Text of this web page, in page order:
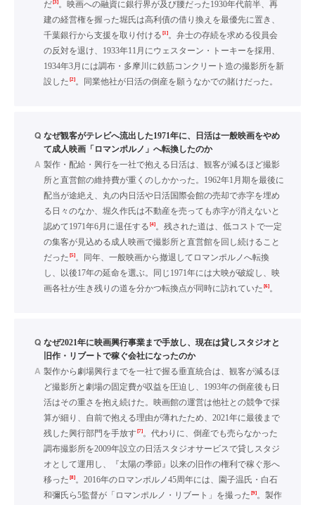
だ[3]。映画への融資に銀行界が及び腰だった1930年代前半、再
建の経営権を握った堀氏は高利債の借り換えを最優先に置き、
千葉銀行から支援を取り付ける [1]。弁士の存続を求める役員会
の反対を退け、1933年11月にウェスターン・トーキーを採用、
1934年3月には調布・多摩川に鉄筋コンクリート造の撮影所を新
設した [2]。同業他社が日活の倒産を願うなかでの賭けだった。
Q なぜ観客がテレビへ流出した1971年に、日活は一般映画をやめ
て成人映画「ロマンポルノ」へ転換したのか
A 製作・配給・興行を一社で抱える日活は、観客が減るほど撮影
所と直営館の維持費が重くのしかかった。1962年1月期を最後に
配当が途絶え、丸の内日活や日活国際会館の売却で赤字を埋め
る日々のなか、堀久作氏は不動産を売っても赤字が消えないと
認めて1971年6月に退任する [4]。残された道は、低コストで一定
の集客が見込める成人映画で撮影所と直営館を回し続けること
だった [5]。同年、一般映画から撤退してロマンポルノへ転換
し、以後17年の延命を選ぶ。同じ1971年には大映が破綻し、映
画各社が生き残りの道を分かつ転換点が同時に訪れていた [6]。
Q なぜ2021年に映画興行事業まで手放し、現在は貸しスタジオと
旧作・リブートで稼ぐ会社になったのか
A 製作から劇場興行までを一社で握る垂直統合は、観客が減るほ
ど撮影所と劇場の固定費が収益を圧迫し、1993年の倒産後も日
活はその重さを抱え続けた。映画館の運営は他社との競争で採
算が細り、自前で抱える理由が薄れたため、2021年に最後まで
残した興行部門を手放す [7]。代わりに、倒産でも売らなかった
調布撮影所を2009年設立の日活スタジオサービスで貸しスタジ
オとして運用し、『太陽の季節』以来の旧作の権利で稼ぐ形へ
移った [8]。2016年のロマンポルノ45周年には、園子温氏・白石
和彌氏ら5監督が「ロマンポルノ・リブート」を撮った [9]。製作